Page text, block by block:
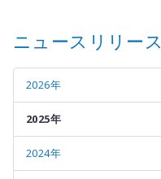
ニュースリリース
2026年
2025年
2024年